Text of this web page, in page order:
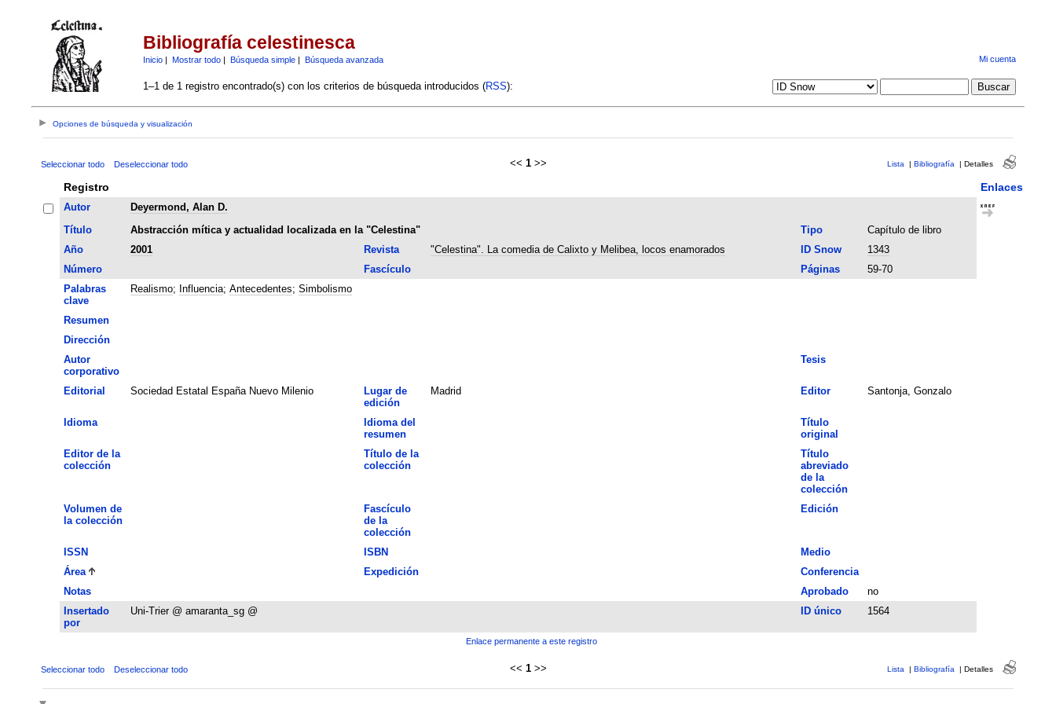
Bibliografía celestinesca
Inicio| Mostrar todo| Búsqueda simple| Búsqueda avanzada Mi cuenta
1–1 de 1 registro encontrado(s) con los criterios de búsqueda introducidos (RSS):
Opciones de búsqueda y visualización
Seleccionar todo Deseleccionar todo << 1 >> Lista | Bibliografía | Detalles
Registro Enlaces
Autor
Deyermond, Alan D.
Título
Abstracción mítica y actualidad localizada en la "Celestina" Tipo
Capítulo de libro
Año
2001 Revista "Celestina". La comedia de Calixto y Melibea, locos enamorados ID Snow
1343
Número
Fascículo Páginas
59-70
Palabras
clave
Realismo; Influencia; Antecedentes; Simbolismo
Resumen
Dirección
Autor
corporativo
Tesis
Editorial Sociedad Estatal España Nuevo Milenio
Lugar de
edición
Madrid Editor Santonja, Gonzalo
Idioma
Idioma del
resumen
Título
original
Editor de la
colección
Título de la
colección
Título
abreviado
de la
colección
Volumen de
la colección
Fascículo
de la
colección
Edición
ISSN ISBN
Medio
Área
Expedición
Conferencia
Notas
Aprobado
no
Insertado
por
Uni-Trier @ amaranta_sg @ ID único 1564
Enlace permanente a este registro
Seleccionar todo Deseleccionar todo << 1 >> Lista | Bibliografía | Detalles